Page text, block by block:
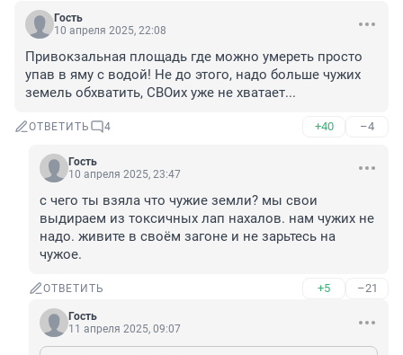
Гость
10 апреля 2025, 22:08
Привокзальная площадь где можно умереть просто
упав в яму с водой! Не до этого, надо больше чужих
земель обхватить, СВОих уже не хватает...
ОТВЕТИТЬ 4 +40 –4
Гость
10 апреля 2025, 23:47
с чего ты взяла что чужие земли? мы свои
выдираем из токсичных лап нахалов. нам чужих не
надо. живите в своём загоне и не зарьтесь на
чужое.
ОТВЕТИТЬ +5 –21
Гость
11 апреля 2025, 09:07